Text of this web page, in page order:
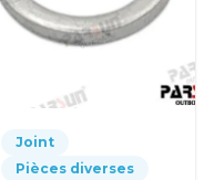
Joint
Pièces diverses